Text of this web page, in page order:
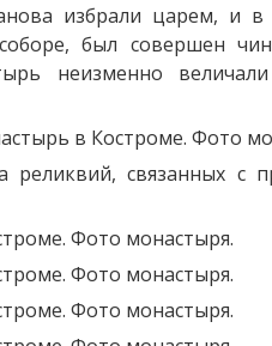
избрали царем, и в
был совершен
неизменно
связанных с